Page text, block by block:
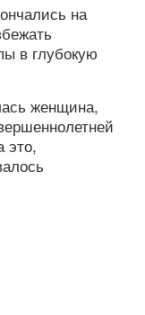
на
в глубокую
женщина,
это,